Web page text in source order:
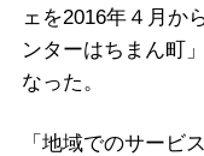
ェを2016年４月か
ンターはちまん町
なった。
「地域でのサービ